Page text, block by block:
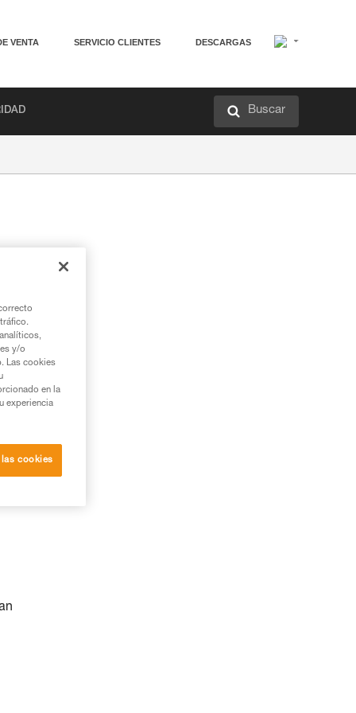
VENTA SERVICIO CLIENTES DESCARGAS
Buscar
y/o
Las cookies
en la
experiencia
cookies